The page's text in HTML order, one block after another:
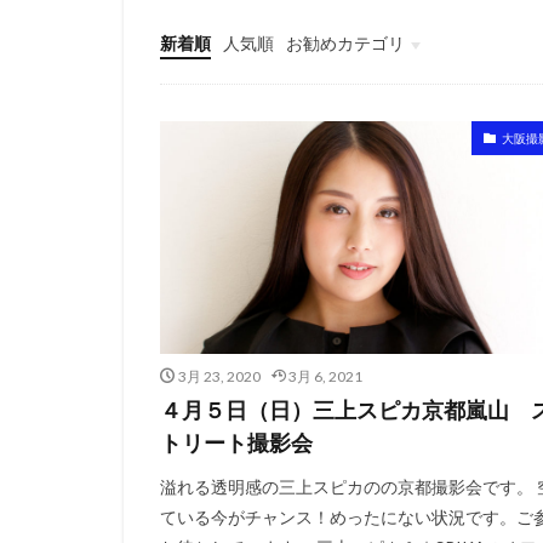
新着順 人気順
お勧めカテゴリ
東京
大阪
名古屋
広島・福岡
札幌・仙台
大阪撮
3月 23, 2020 3月 6, 2021
４月５日（日）三上スピカ京都嵐山
トリート撮影会
溢れる透明感の三上スピカのの京都撮影会です。
ている今がチャンス！めったにない状況です。ご